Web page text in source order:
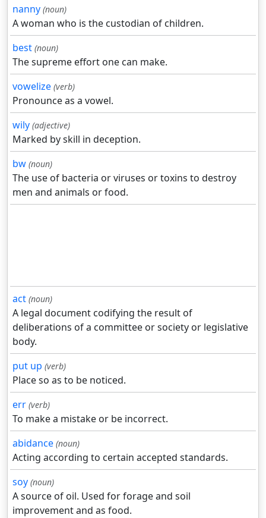
nanny (noun)
A woman who is the custodian of children.
best (noun)
The supreme effort one can make.
vowelize (verb)
Pronounce as a vowel.
wily (adjective)
Marked by skill in deception.
bw (noun)
The use of bacteria or viruses or toxins to destroy
men and animals or food.
act (noun)
A legal document codifying the result of
deliberations of a committee or society or legislative
body.
put up (verb)
Place so as to be noticed.
err (verb)
To make a mistake or be incorrect.
abidance (noun)
Acting according to certain accepted standards.
soy (noun)
A source of oil. Used for forage and soil
improvement and as food.